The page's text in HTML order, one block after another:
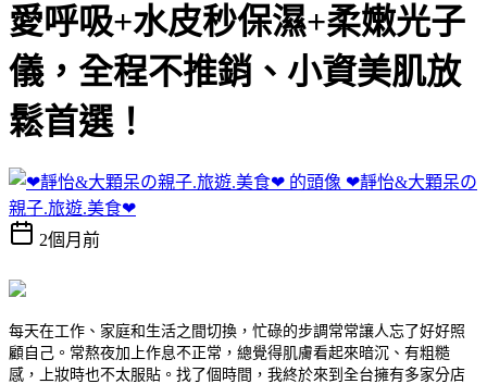
愛呼吸+水皮秒保濕+柔嫩光子
儀，全程不推銷、小資美肌放
鬆首選！
❤靜怡&大顆呆の
親子.旅遊.美食❤
2個月前
每天在工作、家庭和生活之間切換，忙碌的步調常常讓人忘了好好照
顧自己。常熬夜加上作息不正常，總覺得肌膚看起來暗沉、有粗糙
感，上妝時也不太服貼。找了個時間，我終於來到全台擁有多家分店